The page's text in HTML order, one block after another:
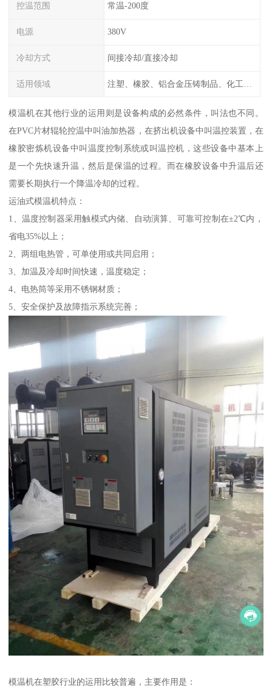
控温范围 常温-200度
电源 380V
冷却方式 间接冷却/直接冷却
适用领域
模温机在其他行业的运用则是设备构成的必然条件，叫法也不同。
在PVC片材辊轮控温中叫油加热器，在挤出机设备中叫温控装置，在
橡胶密炼机设备中叫温度控制系统或叫温控机，这些设备中基本上
是一个先快速升温，然后是保温的过程。而在橡胶设备中升温后还
需要长期执行一个降温冷却的过程。
运油式模温机特点：
1、温度控制器采用触模式内储、自动演算、可靠可控制在±2℃内，
省电35%以上；
2、两组电热管，可单使用或共同启用；
3、加温及冷却时间快速，温度稳定；
4、电热筒等采用不锈钢材质；
5、安全保护及故障指示系统完善；
模温机在塑胶行业的运用比较普遍，主要作用是：